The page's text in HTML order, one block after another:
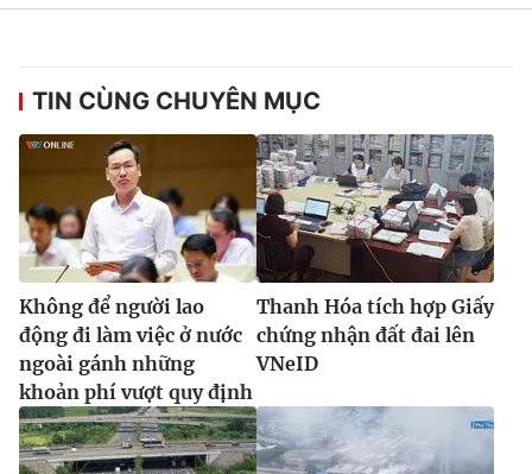
TIN CÙNG CHUYÊN MỤC
Không để người lao
động đi làm việc ở nước
ngoài gánh những
khoản phí vượt quy định
Thanh Hóa tích hợp Giấy
chứng nhận đất đai lên
VNeID